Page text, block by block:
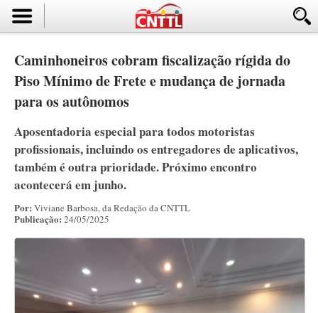
Caminhoneiros cobram fiscalização rígida do
Piso Mínimo de Frete e mudança de jornada
para os autônomos
Aposentadoria especial para todos motoristas
profissionais, incluindo os entregadores de aplicativos,
também é outra prioridade. Próximo encontro
acontecerá em junho.
Por: Viviane Barbosa, da Redação da CNTTL
Publicação: 24/05/2025